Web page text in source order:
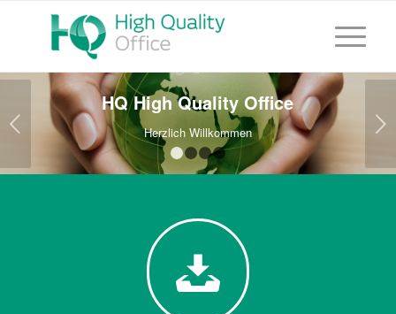
HQ High Quality Office
Herzlich Willkommen Weiter
1 2 3 4